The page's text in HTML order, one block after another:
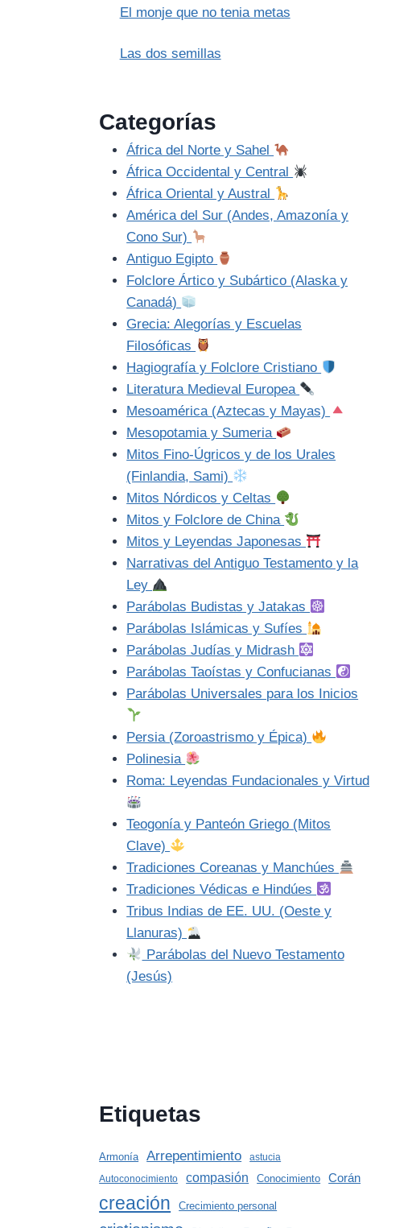
El monje que no tenia metas
Las dos semillas
Categorías
África del Norte y Sahel
África Occidental y Central
África Oriental y Austral
América del Sur (Andes, Amazonía y
Cono Sur)
Antiguo Egipto
Folclore Ártico y Subártico (Alaska y
Canadá)
Grecia: Alegorías y Escuelas
Filosóficas
Hagiografía y Folclore Cristiano
Literatura Medieval Europea
Mesoamérica (Aztecas y Mayas)
Mesopotamia y Sumeria
Mitos Fino-Úgricos y de los Urales
(Finlandia, Sami)
Mitos Nórdicos y Celtas
Mitos y Folclore de China
Mitos y Leyendas Japonesas
Narrativas del Antiguo Testamento y la
Ley
Parábolas Budistas y Jatakas
Parábolas Islámicas y Sufíes
Parábolas Judías y Midrash
Parábolas Taoístas y Confucianas
Parábolas Universales para los Inicios
Persia (Zoroastrismo y Épica)
Polinesia
Roma: Leyendas Fundacionales y Virtud
Teogonía y Panteón Griego (Mitos
Clave)
Tradiciones Coreanas y Manchúes
Tradiciones Védicas e Hindúes
Tribus Indias de EE. UU. (Oeste y
Llanuras)
Parábolas del Nuevo Testamento
(Jesús)
Etiquetas
Armonía Arrepentimiento
astucia
Autoconocimiento
compasión Conocimiento Corán
creación Crecimiento personal